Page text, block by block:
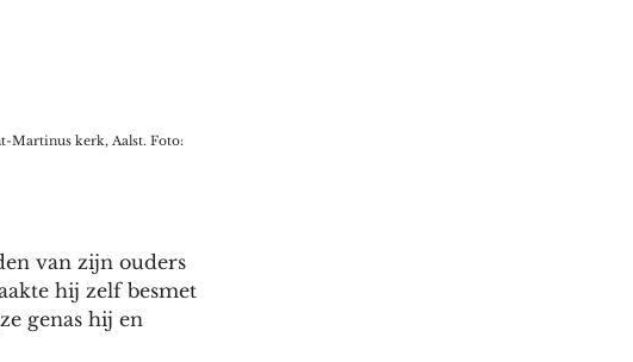
Martinus kerk, Aalst. Foto:
van zijn ouders
hij zelf besmet
genas hij en